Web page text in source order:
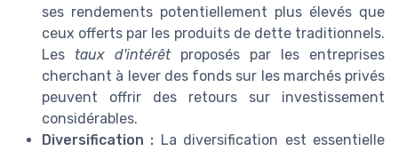
ses rendements potentiellement plus élevés que
ceux offerts par les produits de dette traditionnels.
Les taux d'intérêtproposés par les entreprises
cherchant à lever des fonds sur les marchés privés
peuvent offrir des retours sur investissement
considérables.
Diversification : La diversification est essentielle